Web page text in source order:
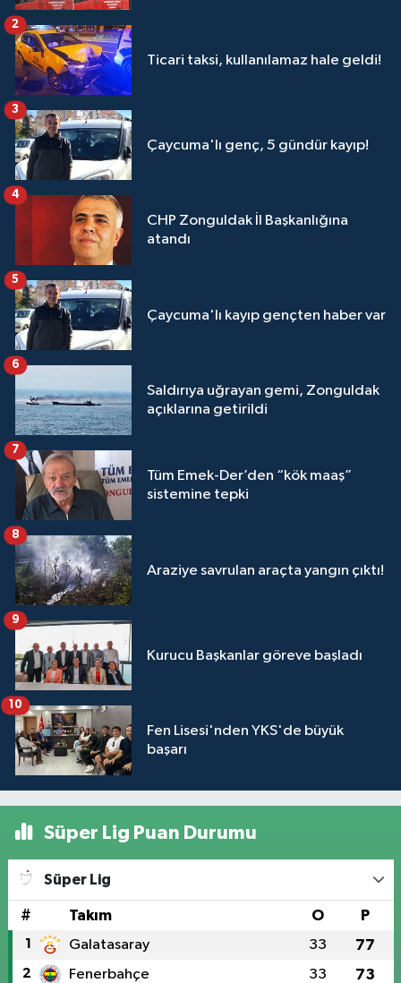
Ticari taksi, kullanılamaz hale geldi!
2
Çaycuma'lı genç, 5 gündür kayıp!
3
CHP Zonguldak İl Başkanlığına
atandı
4
Çaycuma'lı kayıp gençten haber var
5
Saldırıya uğrayan gemi, Zonguldak
açıklarına getirildi
6
Tüm Emek-Der’den “kök maaş”
sistemine tepki
7
Araziye savrulan araçta yangın çıktı!
8
Kurucu Başkanlar göreve başladı
9
Fen Lisesi'nden YKS'de büyük
başarı
10
Süper Lig Puan Durumu
Süper Lig
# Takım O P
1 Galatasaray 33 77
2 Fenerbahçe 33 73